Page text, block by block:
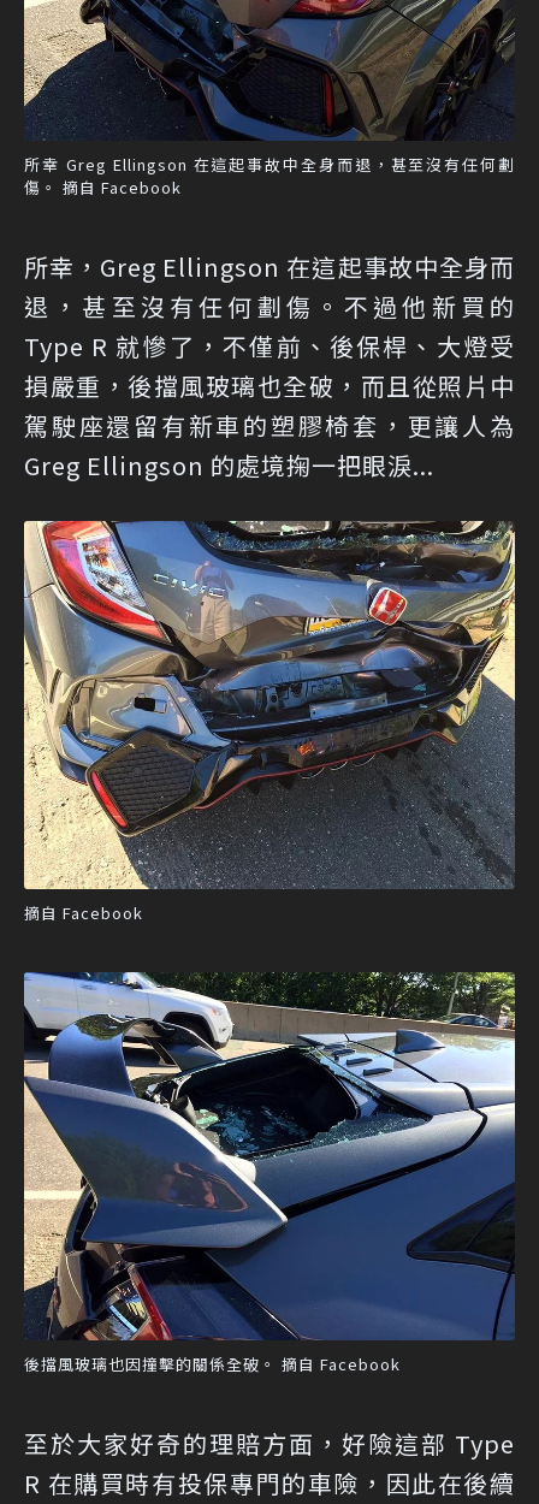
所幸 Greg Ellingson 在這起事故中全身而退，甚至沒有任何劃
傷。 摘自 Facebook
所幸，Greg Ellingson 在這起事故中全身而
退，甚至沒有任何劃傷。不過他新買的
Type R 就慘了，不僅前、後保桿、大燈受
損嚴重，後擋風玻璃也全破，而且從照片中
駕駛座還留有新車的塑膠椅套，更讓人為
Greg Ellingson 的處境掬一把眼淚...
摘自 Facebook
後擋風玻璃也因撞擊的關係全破。 摘自 Facebook
至於大家好奇的理賠方面，好險這部 Type
R 在購買時有投保專門的車險，因此在後續